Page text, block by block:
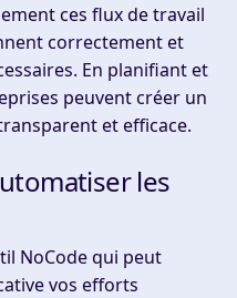
ces flux de travail
correctement et
En planifiant et
peuvent créer un
et efficace.
les
NoCode qui peut
vos efforts